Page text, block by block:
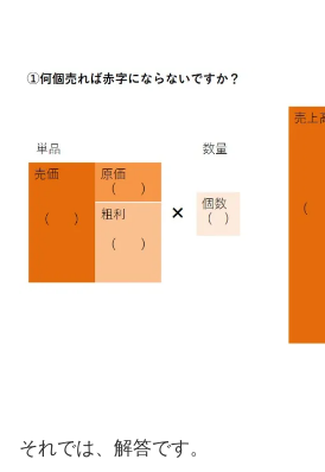
それでは、解答です。